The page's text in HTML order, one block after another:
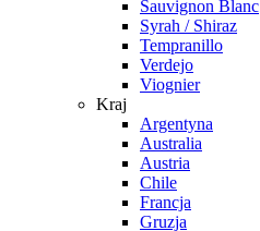
Sauvignon Blanc
Syrah / Shiraz
Tempranillo
Verdejo
Viognier
Kraj
Argentyna
Australia
Austria
Chile
Francja
Gruzja